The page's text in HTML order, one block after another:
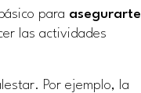
para asegurarte
las actividades
Por ejemplo, la